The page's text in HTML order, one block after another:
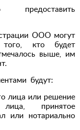
ООО могут
того, кто будет
выше, им
будут:
лица или решение
принятое
или нотариально